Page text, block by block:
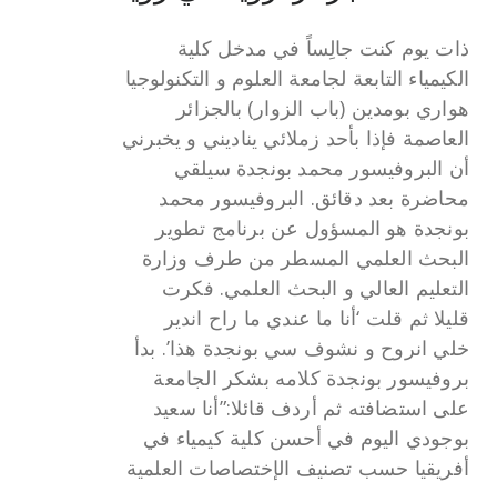
ذات يوم كنت جالِساً في مدخل كلية
الكيمياء التابعة لجامعة العلوم و التكنولوجيا
هواري بومدين (باب الزوار) بالجزائر
العاصمة فإذا بأحد زملائي يناديني و يخبرني
أن البروفيسور محمد بونجدة سيلقي
محاضرة بعد دقائق. البروفيسور محمد
بونجدة هو المسؤول عن برنامج تطوير
البحث العلمي المسطر من طرف وزارة
التعليم العالي و البحث العلمي. فكرت
قليلا ثم قلت ‘أنا ما عندي ما راح اندير
خلي انروح و نشوف سي بونجدة هذا’. بدأ
بروفيسور بونجدة كلامه بشكر الجامعة
على استضافته ثم أردف قائلا:”أنا سعيد
بوجودي اليوم في أحسن كلية كيمياء في
أفريقيا حسب تصنيف الإختصاصات العلمية